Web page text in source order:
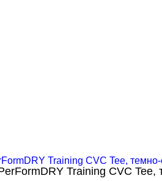
Training CVC Tee,